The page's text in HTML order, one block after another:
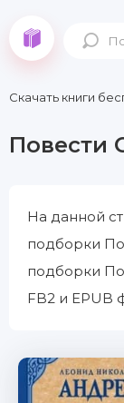
Скачать книги
Повести
На данной
подборки
подборки
FB2 и EPUB